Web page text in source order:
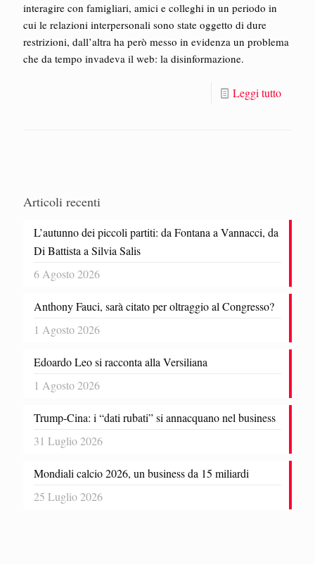
interagire con famigliari, amici e colleghi in un periodo in
cui le relazioni interpersonali sono state oggetto di dure
restrizioni, dall’altra ha però messo in evidenza un problema
che da tempo invadeva il web: la disinformazione.
Leggi tutto
Articoli recenti
L’autunno dei piccoli partiti: da Fontana a Vannacci, da
Di Battista a Silvia Salis
6 Agosto 2026
Anthony Fauci, sarà citato per oltraggio al Congresso?
1 Agosto 2026
Edoardo Leo si racconta alla Versiliana
1 Agosto 2026
Trump-Cina: i “dati rubati” si annacquano nel business
31 Luglio 2026
Mondiali calcio 2026, un business da 15 miliardi
25 Luglio 2026